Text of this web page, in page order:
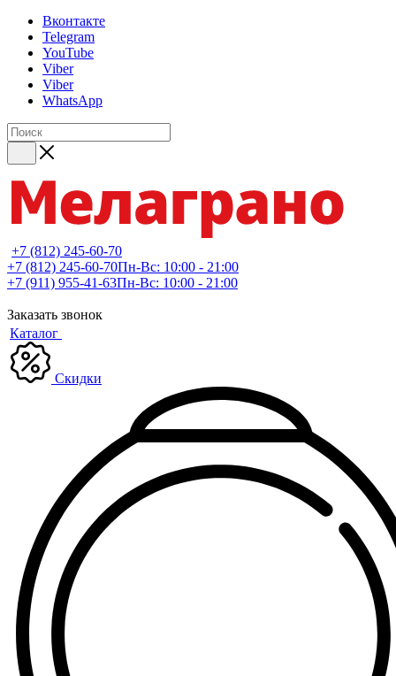
Вконтакте
Telegram
YouTube
Viber
Viber
WhatsApp
+7 (812) 245-60-70
+7 (812) 245-60-70Пн-Вс: 10:00 - 21:00
+7 (911) 955-41-63Пн-Вс: 10:00 - 21:00
Заказать звонок
Каталог
Скидки